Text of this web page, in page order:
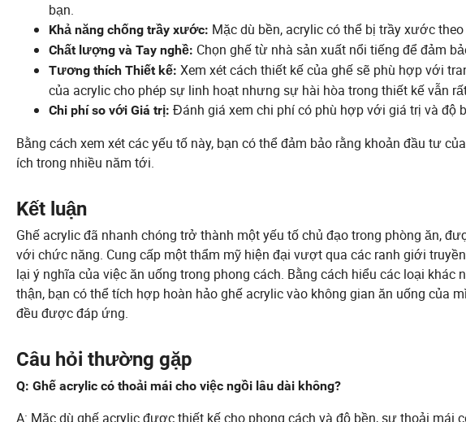
bạn.
Khả năng chống trầy xước: Mặc dù bền, acrylic có thể bị trầy xước
Chất lượng và Tay nghề: Chọn ghế từ nhà sản xuất nổi tiếng để đảm
Tương thích Thiết kế: Xem xét cách thiết kế của ghế sẽ phù hợp với
của acrylic cho phép sự linh hoạt nhưng sự hài hòa trong thiết kế vẫn
Chi phí so với Giá trị: Đánh giá xem chi phí có phù hợp với giá trị và độ
Bằng cách xem xét các yếu tố này, bạn có thể đảm bảo rằng khoản đầu tư
ích trong nhiều năm tới.
Kết luận
Ghế acrylic đã nhanh chóng trở thành một yếu tố chủ đạo trong phòng ăn,
với chức năng. Cung cấp một thẩm mỹ hiện đại vượt qua các ranh giới
lại ý nghĩa của việc ăn uống trong phong cách. Bằng cách hiểu các loại khác
thận, bạn có thể tích hợp hoàn hảo ghế acrylic vào không gian ăn uống của
đều được đáp ứng.
Câu hỏi thường gặp
Q: Ghế acrylic có thoải mái cho việc ngồi lâu dài không?
A: Mặc dù ghế acrylic được thiết kế cho phong cách và độ bền, sự thoải mái